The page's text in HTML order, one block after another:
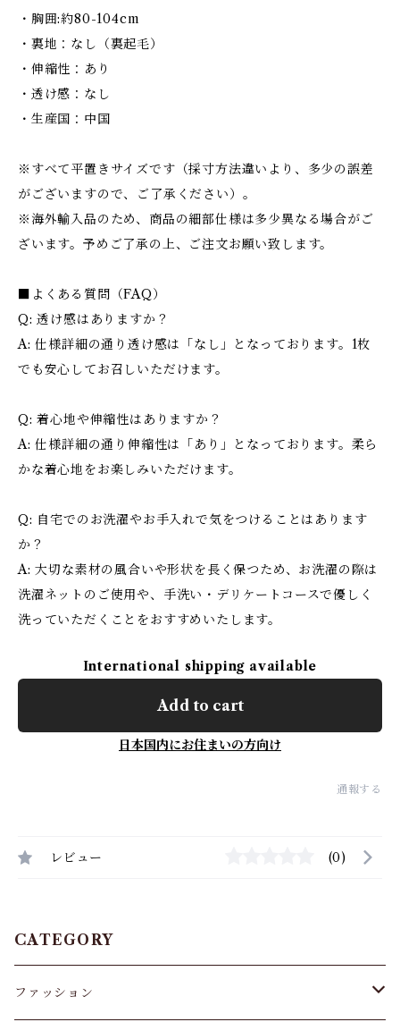
・胸囲:約80-104cm
・裏地：なし（裏起毛）
・伸縮性：あり
・透け感：なし
・生産国：中国
※すべて平置きサイズです（採寸方法違いより、多少の誤差
がございますので、ご了承ください）。
※海外輸入品のため、商品の細部仕様は多少異なる場合がご
ざいます。予めご了承の上、ご注文お願い致します。
■よくある質問（FAQ）
Q: 透け感はありますか？
A: 仕様詳細の通り透け感は「なし」となっております。1枚
でも安心してお召しいただけます。
Q: 着心地や伸縮性はありますか？
A: 仕様詳細の通り伸縮性は「あり」となっております。柔ら
かな着心地をお楽しみいただけます。
Q: 自宅でのお洗濯やお手入れで気をつけることはあります
か？
A: 大切な素材の風合いや形状を長く保つため、お洗濯の際は
洗濯ネットのご使用や、手洗い・デリケートコースで優しく
洗っていただくことをおすすめいたします。
International shipping available
Add to cart
日本国内にお住まいの方向け
通報する
レビュー (0)
CATEGORY
ファッション